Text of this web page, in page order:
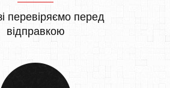
перевіряємо перед
відправкою